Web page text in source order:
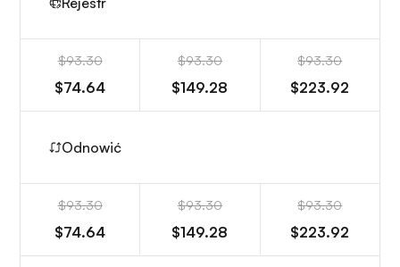
$93.30
$74.64
$93.30
$149.28
$93.30
$223.92
Odnowić
$93.30
$74.64
$93.30
$149.28
$93.30
$223.92